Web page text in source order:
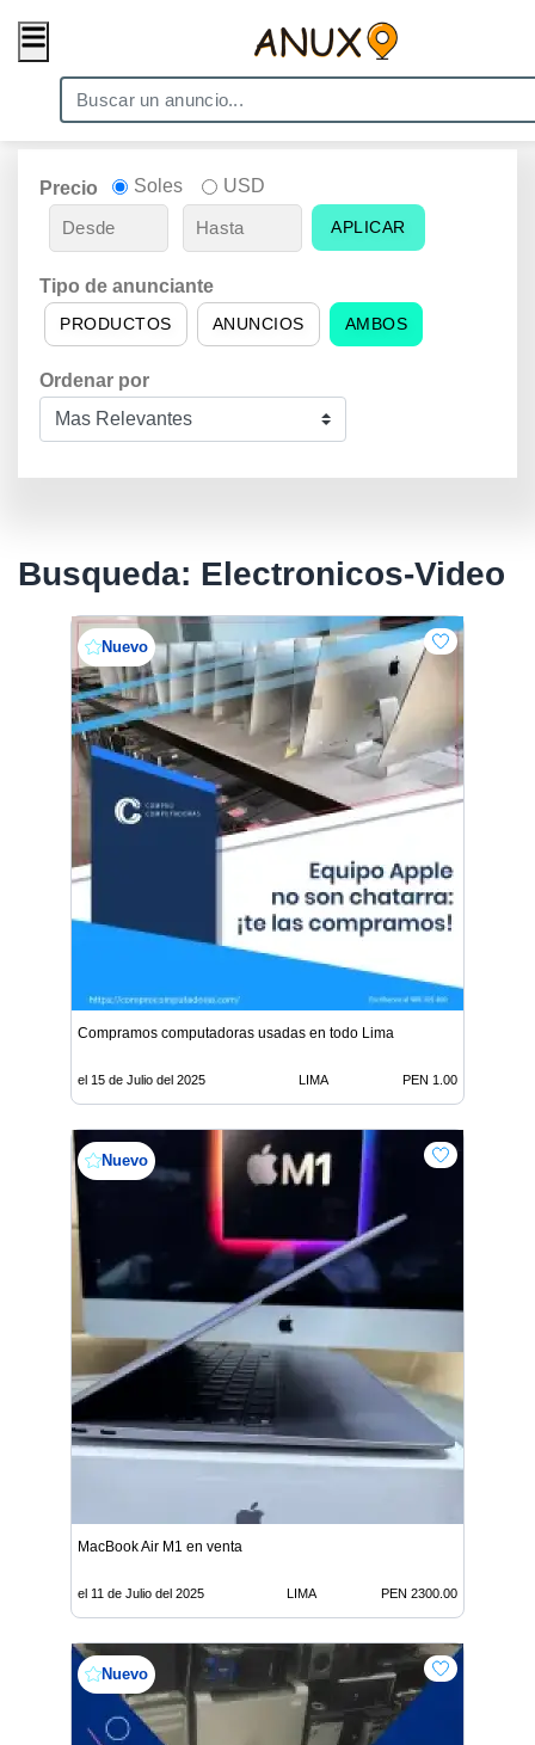
Precio Soles USD
APLICAR
Tipo de anunciante
AMBOS
ANUNCIOS
PRODUCTOS
Ordenar por
Busqueda: Electronicos-Video
Nuevo
Compramos computadoras usadas en todo Lima
el 15 de Julio del 2025 LIMA PEN 1.00
Nuevo
MacBook Air M1 en venta
el 11 de Julio del 2025 LIMA PEN 2300.00
Nuevo